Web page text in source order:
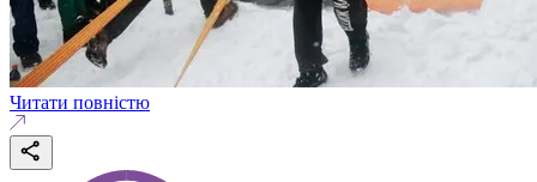
Читати повністю